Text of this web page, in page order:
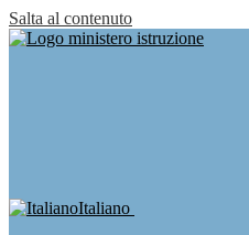
Salta al contenuto
Italiano